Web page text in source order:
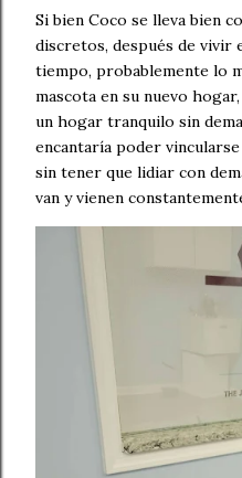
Si bien Coco se lleva bien
discretos, después de vivir
tiempo, probablemente lo
mascota en su nuevo
un hogar tranquilo sin
encantaría poder
sin tener que lidiar con
van y vienen